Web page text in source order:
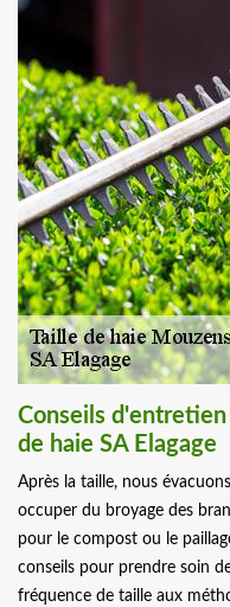
Conseils
de haie SA Elagage
Après la taille, nous
occuper du broyage des
pour le compost ou le
conseils pour prendre soin
fréquence de taille aux